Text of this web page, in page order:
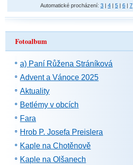
Automatické procházení: 3 | 4 | 5 | 6 | 7
Fotoalbum
a) Paní Růžena Stráníková
Advent a Vánoce 2025
Aktuality
Betlémy v obcích
Fara
Hrob P. Josefa Preislera
Kaple na Chotěnově
Kaple na Olšanech